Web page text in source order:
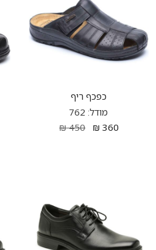
כפכף ריף
מודל: 762
₪ 360
₪450